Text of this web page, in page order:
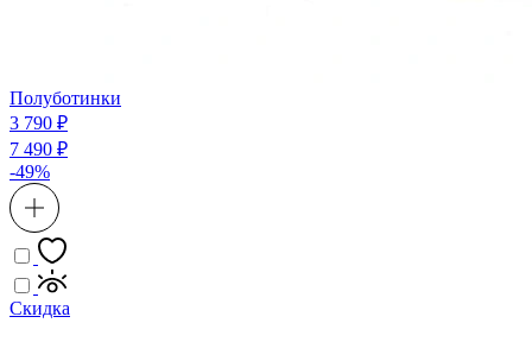
Полуботинки
3 790 ₽
7 490 ₽
-49%
Скидка